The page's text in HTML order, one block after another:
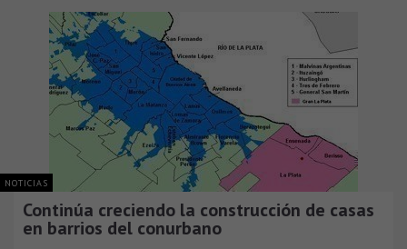
NOTICIAS
Continúa creciendo la construcción de casas
en barrios del conurbano